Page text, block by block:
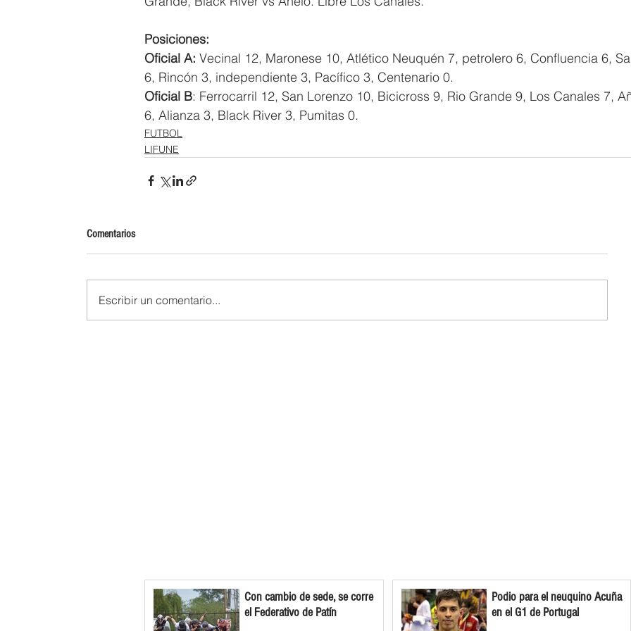
Posiciones:
Oficial A: Vecinal 12, Maronese 10, Atlético Neuquén 7, petrolero 6, Confluencia 6,
6, Rincón 3, independiente 3, Pacífico 3, Centenario 0.
Oficial B: Ferrocarril 12, San Lorenzo 10, Bicicross 9, Rio Grande 9, Los Canales 7,
6, Alianza 3, Black River 3, Pumitas 0.
FUTBOL
LIFUNE
Comentarios
Escribir un comentario...
Con cambio de sede, se corre
el Federativo de Patín
Podio para el neuquino Acuña
en el G1 de Portugal